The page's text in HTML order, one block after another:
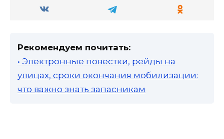
Рекомендуем почитать:
• Электронные повестки, рейды на
улицах, сроки окончания мобилизации:
что важно знать запасникам